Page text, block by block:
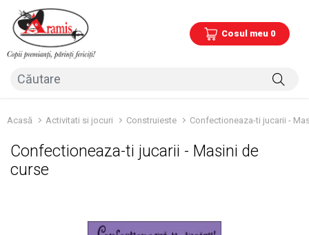
Cosul meu 0
Acasă Activitati si jocuri Construieste Confectioneaza-ti jucarii -
Confectioneaza-ti jucarii - Masini de
curse